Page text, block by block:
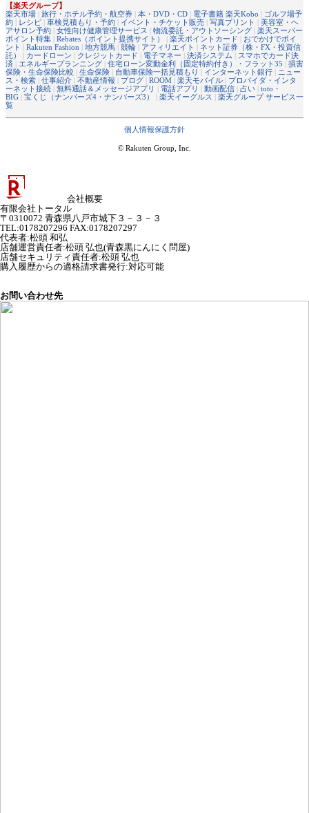
【楽天グループ】
楽天市場 | 旅行・ホテル予約・航空券 | 本・DVD・CD | 電子書籍 楽天Kobo | ゴルフ場予
約 | レシピ | 車検見積もり・予約 | イベント・チケット販売 | 写真プリント | 美容室・ヘ
アサロン予約 | 女性向け健康管理サービス | 物流委託・アウトソーシング | 楽天スーパー
ポイント特集 | Rebates（ポイント提携サイト） | 楽天ポイントカード | おでかけでポイ
ント | Rakuten Fashion | 地方競馬 | 競輪 | アフィリエイト | ネット証券（株・FX・投資信
託）
| カードローン | クレジットカード | 電子マネー | 決済システム | スマホでカード決
済 | エネルギープランニング | 住宅ローン変動金利（固定特約付き）・フラット35 | 損害
保険・生命保険比較 | 生命保険 | 自動車保険一括見積もり | インターネット銀行 | ニュー
ス・検索 | 仕事紹介 | 不動産情報 | ブログ | ROOM | 楽天モバイル | プロバイダ・インタ
ーネット接続 | 無料通話＆メッセージアプリ | 電話アプリ | 動画配信 | 占い | toto・
BIG | 宝くじ（ナンバーズ4・ナンバーズ3） | 楽天イーグルス | 楽天グループ サービス一
覧
個人情報保護方針
© Rakuten Group, Inc.
会社概要
有限会社トータル
〒0310072 青森県八戸市城下３－３－３
TEL:0178207296 FAX:0178207297
代表者:松頭 和弘
店舗運営責任者:松頭 弘也(青森黒にんにく問屋)
店舗セキュリティ責任者:松頭 弘也
購入履歴からの適格請求書発行:対応可能
お問い合わせ先